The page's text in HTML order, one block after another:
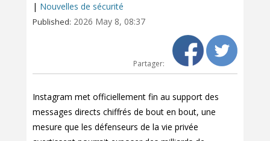
| Nouvelles de sécurité
Published: 2026 May 8, 08:37
Partager:
Instagram met officiellement fin au support des
messages directs chiffrés de bout en bout, une
mesure que les défenseurs de la vie privée